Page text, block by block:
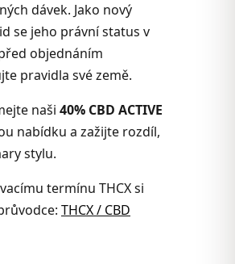
dávek. Jako nový
se jeho právní status v
objednáním
pravidla své země.
naši 40% CBD ACTIVE
nabídku a zažijte rozdíl,
stylu.
termínu THCX si
THCX / CBD